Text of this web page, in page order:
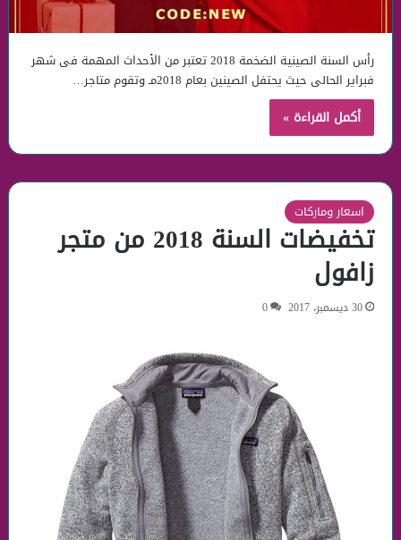
رأس السنة الصينية الضخمة 2018 تعتبر من الأحداث المهمة فى شهر
فبراير الحالى حيث يحتفل الصينين بعام 2018مـ وتقوم متاجر…
أكمل القراءة »
اسعار وماركات
تخفيضات السنة 2018 من متجر
زافول
30 ديسمبر، 2017 0